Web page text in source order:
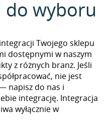
wyboru
Twojego sklepu
dostępnymi w naszym
z różnych branż. Jeśli
nie jest
napisz do nas i
integrację. Integracja
wyłącznie w